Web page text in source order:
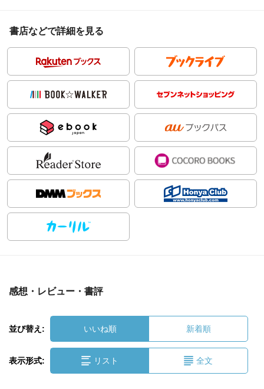
書店などで詳細を見る
感想・レビュー・書評
並び替え: いいね順 新着順
表示形式: リスト 全文